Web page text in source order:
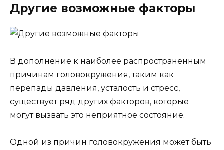
Другие возможные факторы
В дополнение к наиболее распространенным
причинам головокружения, таким как
перепады давления, усталость и стресс,
существует ряд других факторов, которые
могут вызвать это неприятное состояние.
Одной из причин головокружения может быть